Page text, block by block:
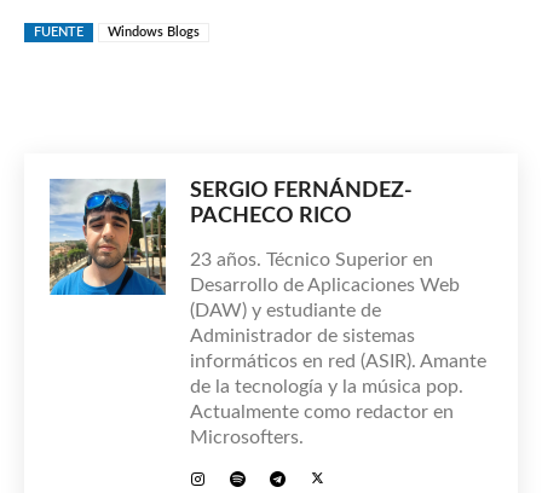
FUENTE Windows Blogs
SERGIO FERNÁNDEZ-
PACHECO RICO
23 años. Técnico Superior en
Desarrollo de Aplicaciones Web
(DAW) y estudiante de
Administrador de sistemas
informáticos en red (ASIR). Amante
de la tecnología y la música pop.
Actualmente como redactor en
Microsofters.